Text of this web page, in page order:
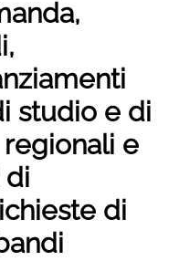
studio e di
e
di
di